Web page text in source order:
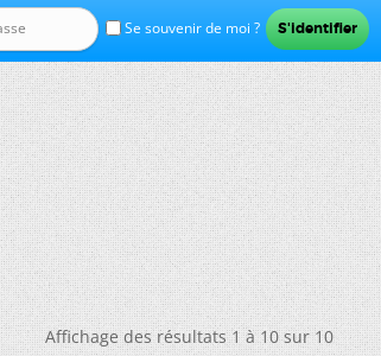
Se souvenir de moi ?
Affichage des résultats 1 à 10 sur 10